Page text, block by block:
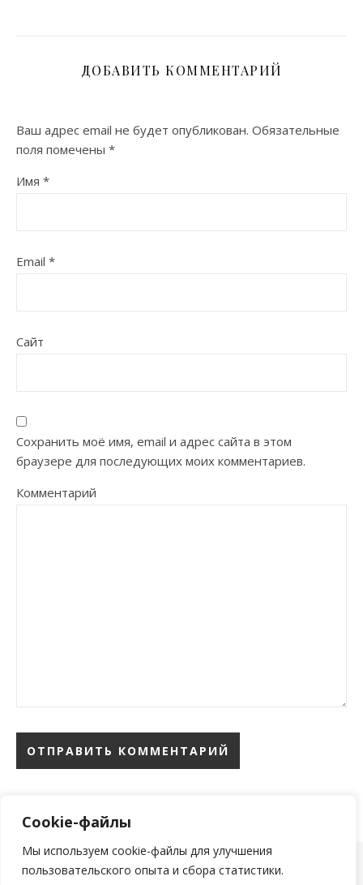
Cookie-файлы
Мы используем cookie-файлы для улучшения
пользовательского опыта и сбора статистики.
ДОБАВИТЬ КОММЕНТАРИЙ
Ваш адрес email не будет опубликован. Обязательные
поля помечены *
Имя *
Email *
Сайт
Сохранить моё имя, email и адрес сайта в этом
браузере для последующих моих комментариев.
Комментарий
тема Ashe отWP Royal.